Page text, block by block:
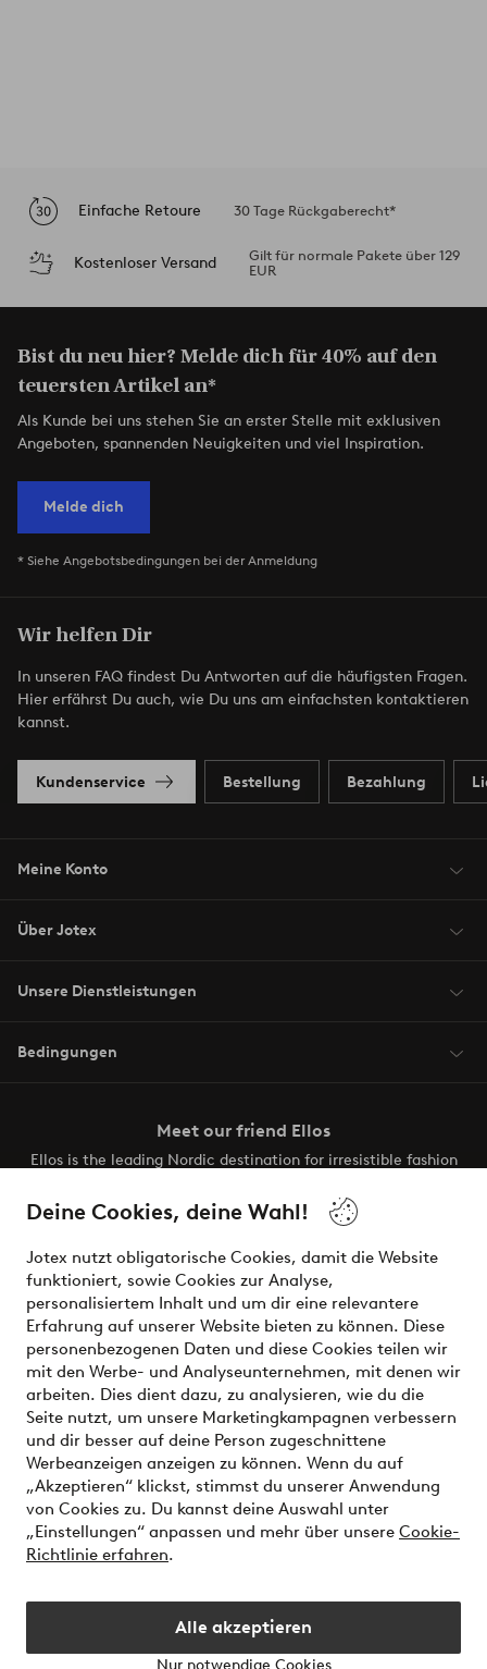
Deine Cookies, deine Wahl!
Jotex nutzt obligatorische Cookies, damit die Website
funktioniert, sowie Cookies zur Analyse,
personalisiertem Inhalt und um dir eine relevantere
Erfahrung auf unserer Website bieten zu können. Diese
personenbezogenen Daten und diese Cookies teilen wir
mit den Werbe- und Analyseunternehmen, mit denen wir
arbeiten. Dies dient dazu, zu analysieren, wie du die
Seite nutzt, um unsere Marketingkampagnen verbessern
und dir besser auf deine Person zugeschnittene
Werbeanzeigen anzeigen zu können. Wenn du auf
„Akzeptieren“ klickst, stimmst du unserer Anwendung
von Cookies zu. Du kannst deine Auswahl unter
„Einstellungen“ anpassen und mehr über unsere Cookie-
Richtlinie erfahren.
Alle akzeptieren
Nur notwendige Cookies
Einfache Retoure 30 Tage Rückgaberecht*
Kostenloser Versand
Gilt für normale Pakete über 129
EUR
Bist du neu hier? Melde dich für 40% auf den
teuersten Artikel an*
Als Kunde bei uns stehen Sie an erster Stelle mit exklusiven
Angeboten, spannenden Neuigkeiten und viel Inspiration.
Melde dich
* Siehe Angebotsbedingungen bei der Anmeldung
Wir helfen Dir
In unseren FAQ findest Du Antworten auf die häufigsten Fragen.
Hier erfährst Du auch, wie Du uns am einfachsten kontaktieren
kannst.
Kundenservice Bestellung Bezahlung
Meine Konto
Über Jotex
Unsere Dienstleistungen
Bedingungen
Meet our friend Ellos
Ellos is the leading Nordic destination for irresistible fashion
the latest trends, curated to make finding your next look
effortless. It’s all here.
Visit Ellos
Sichere Zahlungen - Jetzt bezahlen oder aufteilen
Möchtest du mehr über unsere
Zahlungsmöglichkeitenerfahren?